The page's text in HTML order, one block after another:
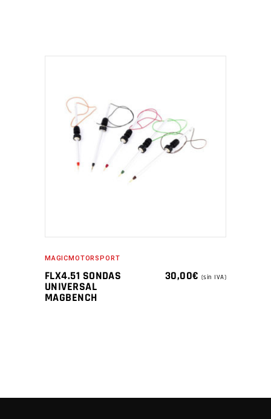
MAGICMOTORSPORT
FLX4.51 SONDAS
UNIVERSAL
MAGBENCH
30,00€ (sin IVA)